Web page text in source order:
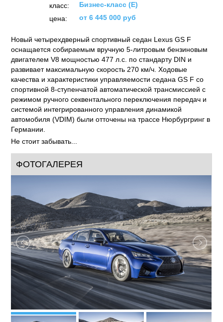
класс:
Бизнес-класс (E)
цена:
от 6 445 000 руб
Новый четырехдверный спортивный седан Lexus GS F
оснащается собираемым вручную 5-литровым бензиновым
двигателем V8 мощностью 477 л.с. по стандарту DIN и
развивает максимальную скорость 270 км/ч. Ходовые
качества и характеристики управляемости седана GS F со
спортивной 8-ступенчатой автоматической трансмиссией с
режимом ручного секвентального переключения передач и
системой интегрированного управления динамикой
автомобиля (VDIM) были отточены на трассе Нюрбургринг в
Германии.
Не стоит забывать...
ФОТОГАЛЕРЕЯ